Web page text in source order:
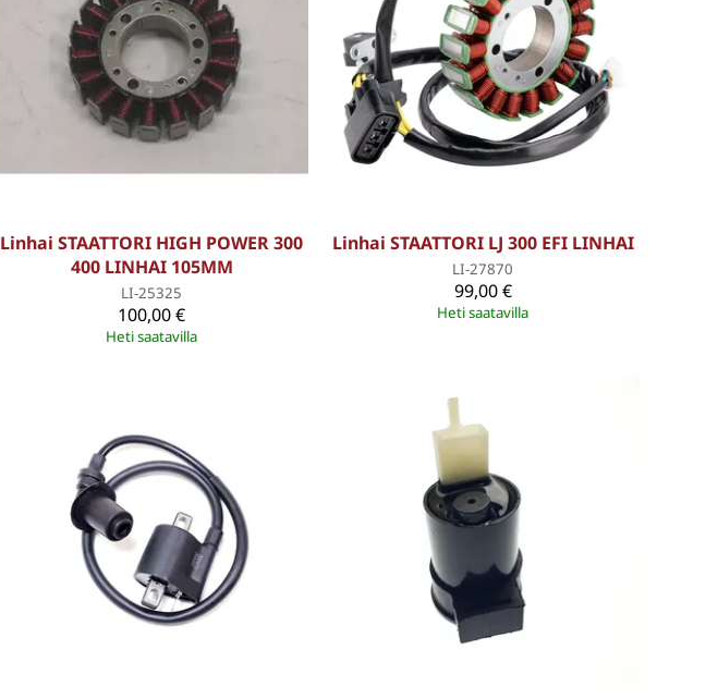
Linhai STAATTORI HIGH POWER 300
400 LINHAI 105MM
LI-25325
100,00 €
Heti saatavilla
Linhai STAATTORI LJ 300 EFI LINHAI
LI-27870
99,00 €
Heti saatavilla